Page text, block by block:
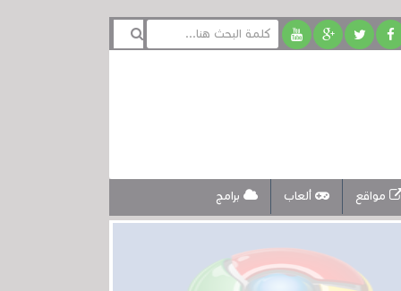
مواقع ألعاب برامج